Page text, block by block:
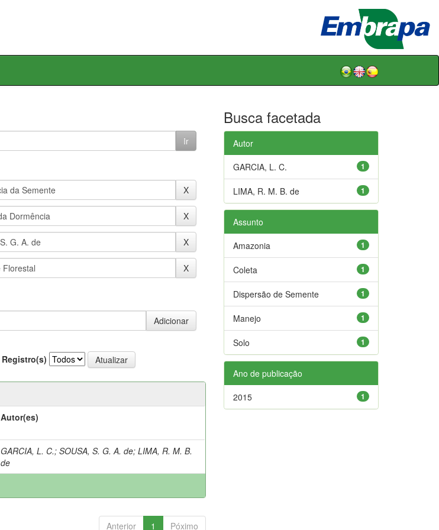
Registro(s)
Autor(es)
GARCIA, L. C.;SOUSA, S. G. A. de;LIMA, R. M. B.
de
Anterior 1 Póximo
Busca facetada
Autor
1
GARCIA, L. C.
1
LIMA, R. M. B. de
Assunto
1
Amazonia
1
Coleta
1
Dispersão de Semente
1
Manejo
1
Solo
Ano de publicação
1
2015